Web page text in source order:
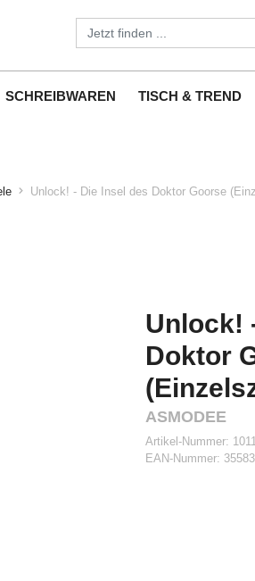
SCHREIBWAREN TISCH & TREND
Unlock! - Die Insel des Doktor Goorse
Unlock!
Doktor
ASMODEE
Artikel-Nummer:
EAN-Nummer: